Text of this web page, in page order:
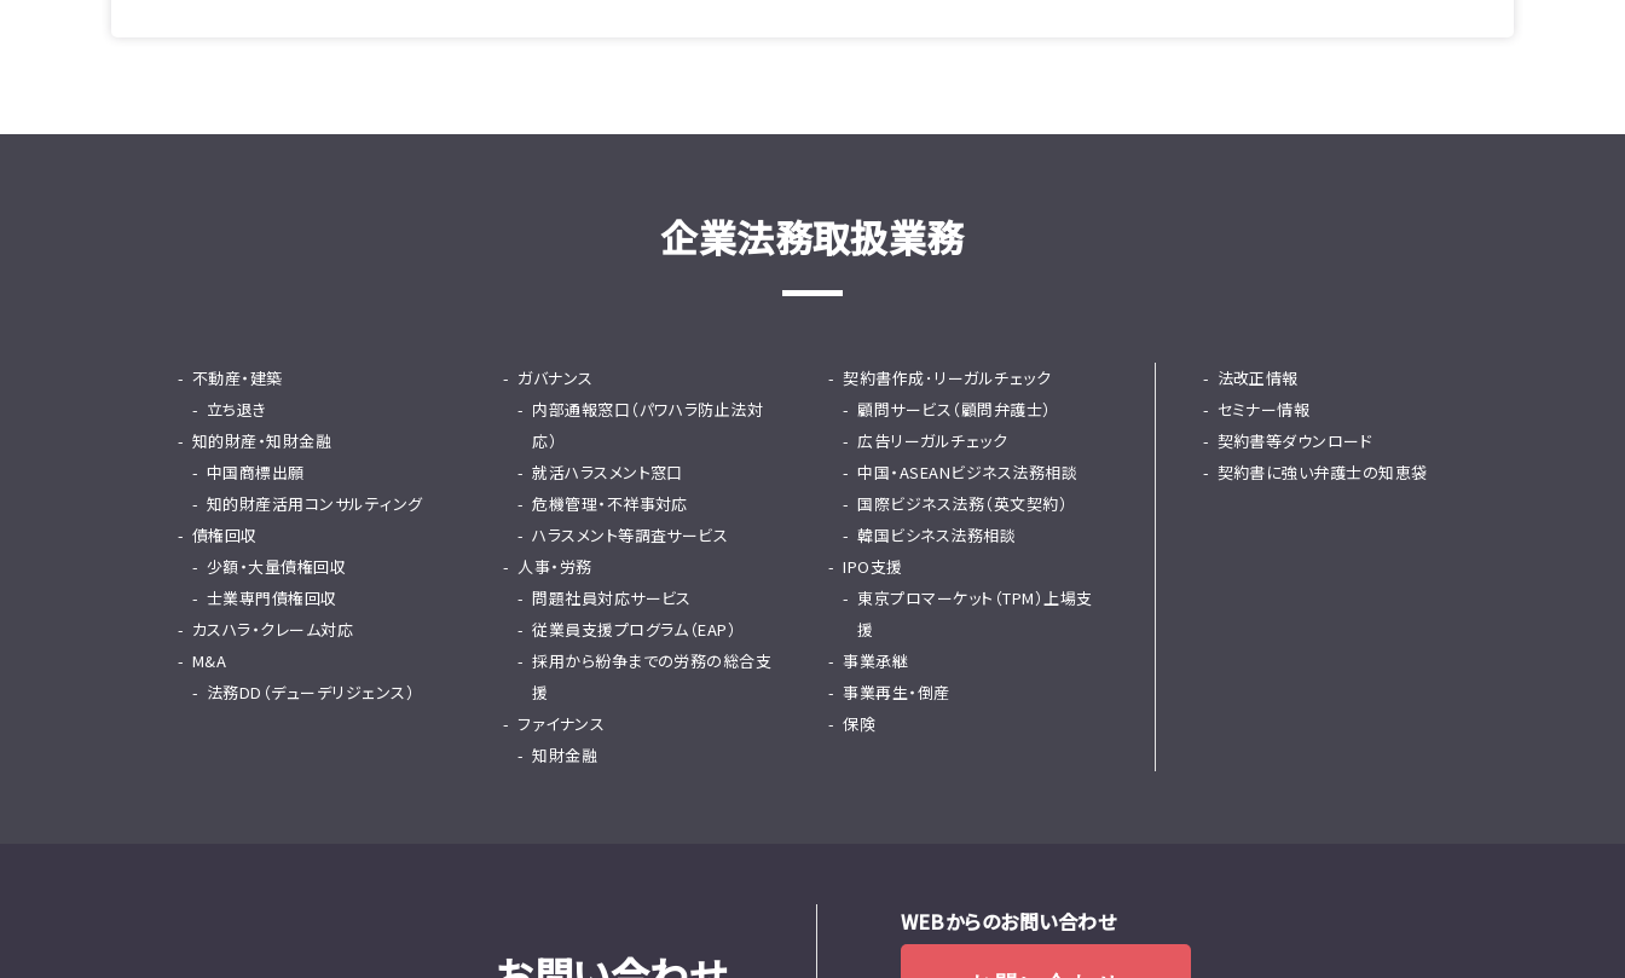
企業法務取扱業務
不動産・建築
立ち退き
知的財産・知財金融
中国商標出願
知的財産活用コンサルティング
債権回収
少額・大量債権回収
士業専門債権回収
カスハラ・クレーム対応
M&A
法務DD（デューデリジェンス）
ガバナンス
内部通報窓口（パワハラ防止法対
応）
就活ハラスメント窓口
危機管理・不祥事対応
ハラスメント等調査サービス
人事・労務
問題社員対応サービス
従業員支援プログラム（EAP）
採用から紛争までの労務の総合支
援
ファイナンス
知財金融
契約書作成･リーガルチェック
顧問サービス（顧問弁護士）
広告リーガルチェック
中国・ASEANビジネス法務相談
国際ビジネス法務（英文契約）
韓国ビシネス法務相談
IPO支援
東京プロマーケット（TPM）上場支
援
事業承継
事業再生・倒産
保険
法改正情報
セミナー情報
契約書等ダウンロード
契約書に強い弁護士の知恵袋
WEBからのお問い合わせ